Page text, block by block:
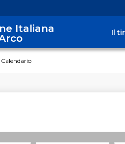
Italiana
Il
Calendario